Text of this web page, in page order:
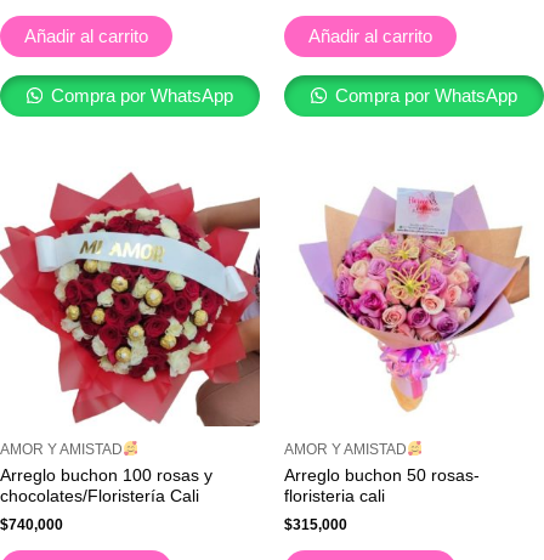
Añadir al carrito
Compra por WhatsApp
Añadir al carrito
Compra por WhatsApp
AMOR Y AMISTAD
Arreglo buchon 100 rosas y
chocolates/Floristería Cali
$740,000
AMOR Y AMISTAD
Arreglo buchon 50 rosas-
floristeria cali
$315,000